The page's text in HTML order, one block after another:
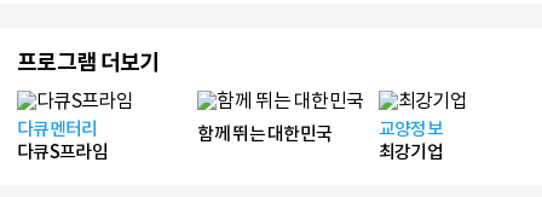
프로그램 더보기
다큐멘터리
다큐S프라임
함께 뛰는 대한민국
교양정보
최강기업